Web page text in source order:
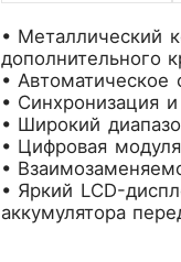
• Металлический
дополнительного
• Автоматическое
• Синхронизация
• Широкий
• Цифровая
•
• Яркий LCD-
аккумулятора